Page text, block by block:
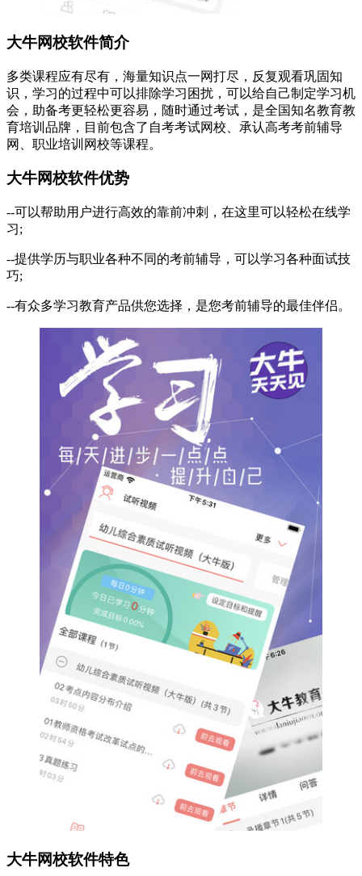
大牛网校软件简介
多类课程应有尽有，海量知识点一网打尽，反复观看巩固知
识，学习的过程中可以排除学习困扰，可以给自己制定学习机
会，助备考更轻松更容易，随时通过考试，是全国知名教育教
育培训品牌，目前包含了自考考试网校、承认高考考前辅导
网、职业培训网校等课程。
大牛网校软件优势
--可以帮助用户进行高效的靠前冲刺，在这里可以轻松在线学
习;
--提供学历与职业各种不同的考前辅导，可以学习各种面试技
巧;
--有众多学习教育产品供您选择，是您考前辅导的最佳伴侣。
大牛网校软件特色